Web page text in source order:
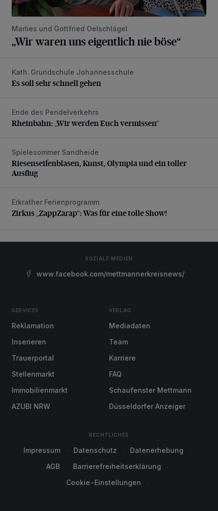
Marlies und Gottfried Oelschlägel
„Wir waren uns eigentlich nie böse“
Es soll sehr schnell gehen
Kath. Grundschule Johannesschule
Es soll sehr schnell gehen
Rheinbahn: „Wir werden Euch vermissen“
Ende des Pendelverkehrs
Rheinbahn: „Wir werden Euch vermissen“
Riesenseifenblasen, Kunst, Olympia und ein toller Ausflug
Spielesommer Sandheide
Riesenseifenblasen, Kunst, Olympia und ein toller
Ausflug
Zirkus „ZappZarap“: Was für eine tolle Show!
Erkrather Ferienprogramm
Zirkus „ZappZarap“: Was für eine tolle Show!
SOZIALE MEDIEN
www.facebook.com/mettmannerkreisnews/
SERVICES
Reklamation
Inserieren
Trauerportal
Stellenmarkt
Immobilienmarkt
AZUBI NRW
VERLAG
Mediadaten
Team
Karriere
FAQ
Schaufenster Mettmann
Düsseldorfer Anzeiger
RECHTLICHES
Impressum Datenschutz
Datenerhebung
AGB
Barrierefreiheitserklärung
Cookie-Einstellungen